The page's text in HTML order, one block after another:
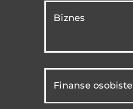
Biznes
Finanse osobiste